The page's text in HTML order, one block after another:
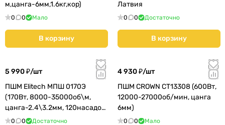
м,цанга-6мм,1.6кг,кор)
0 0 Мало
В корзину
Латвия
0 0 Достаточно
В корзину
5 990 ₽/шт
ПШМ Elitech МПШ 0170Э
(170Вт, 8000-35000об\м,
цанга-2.4\3.2мм, 120насадок,
дисплей)
0 0 Достаточно
4 930 ₽/шт
ПШМ CROWN CT13308 (600Вт,
12000-27000об/мин, цанга
6мм)
0 0 Мало